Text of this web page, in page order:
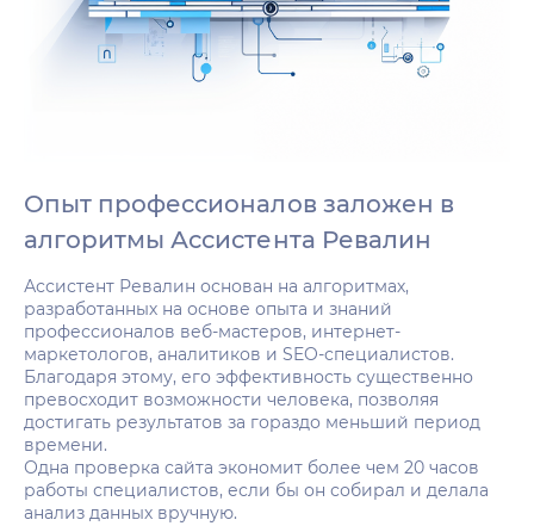
Опыт профессионалов заложен в
алгоритмы Ассистента Ревалин
Ассистент Ревалин основан на алгоритмах,
разработанных на основе опыта и знаний
профессионалов веб-мастеров, интернет-
маркетологов, аналитиков и SEO-специалистов.
Благодаря этому, его эффективность существенно
превосходит возможности человека, позволяя
достигать результатов за гораздо меньший период
времени.
Одна проверка сайта экономит более чем 20 часов
работы специалистов, если бы он собирал и делала
анализ данных вручную.